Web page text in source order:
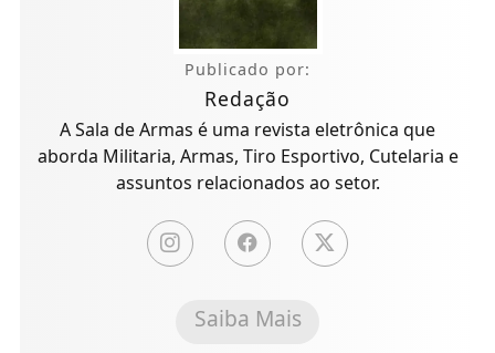
Publicado por:
Redação
A Sala de Armas é uma revista eletrônica que
aborda Militaria, Armas, Tiro Esportivo, Cutelaria e
assuntos relacionados ao setor.
Saiba Mais